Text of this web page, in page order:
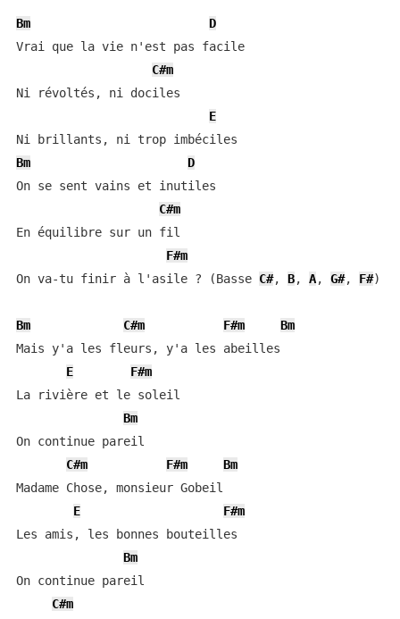
Bm
D
Vrai que la vie n'est pas facile
C#m
Ni révoltés, ni dociles
E
Bm
D
On se sent vains et inutiles
C#m
En équilibre sur un fil
F#m
On va-tu finir à l'asile ? (Basse C#, B, A, G#, F#)
Bm C#m F#m
Bm
Mais y'a les fleurs, y'a les abeilles
E
F#m
La rivière et le soleil
Bm
On continue pareil
C#m
F#m
Bm
Madame Chose, monsieur Gobeil
E
F#m
Les amis, les bonnes bouteilles
Bm
On continue pareil
C#m